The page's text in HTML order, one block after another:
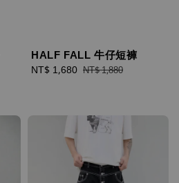
HALF FALL 牛仔短褲
Sale
NT$ 1,680 Regular
NT$ 1,880